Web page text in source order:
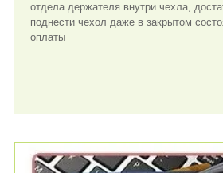
отдела держателя внутри чехла,
поднести чехол даже в закрытом
оплаты